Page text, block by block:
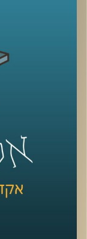
הגבוהה של
להתעניינות
בישראל. מתי
פחות? האם
גיל, השכלה,
קרדיט תמונות: